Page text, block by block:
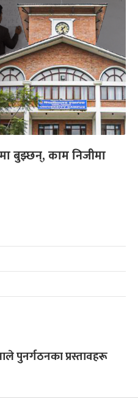
बुझ्छन्, काम निजीमा
पुनर्गठनका प्रस्तावहरू